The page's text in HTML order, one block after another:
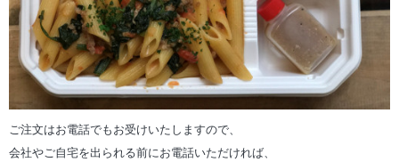
ご注文はお電話でもお受けいたしますので、
会社やご自宅を出られる前にお電話いただければ、